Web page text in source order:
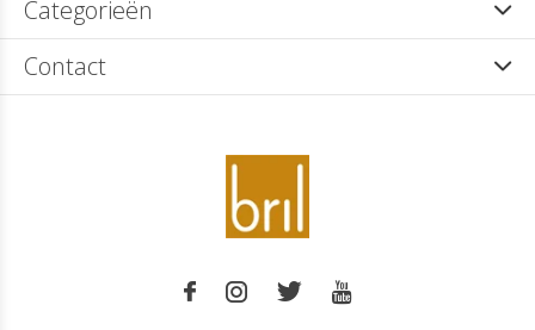
Categorieën
Contact